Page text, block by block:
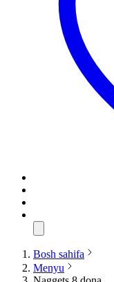
Bosh sahifa
Menyu